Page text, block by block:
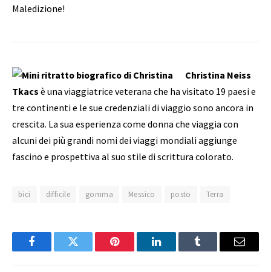
Maledizione!
Christina Neiss
Tkacs è una viaggiatrice veterana che ha visitato 19 paesi e
tre continenti e le sue credenziali di viaggio sono ancora in
crescita. La sua esperienza come donna che viaggia con
alcuni dei più grandi nomi dei viaggi mondiali aggiunge
fascino e prospettiva al suo stile di scrittura colorato.
bici difficile gomma Messico posto Terra
FacebookTwitter Pinterest LinkedInTumblr Email